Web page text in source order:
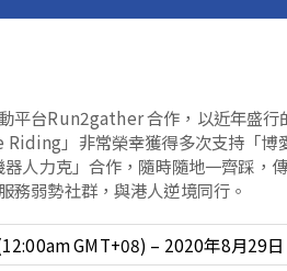
平台Run2gather 合作，以近年盛
」非常榮幸獲得多次支持「博
人力克」合作，隨時隨地一齊踩，
務弱勢社群，與港人逆境同行。
GMT+08) – 2020年8月29